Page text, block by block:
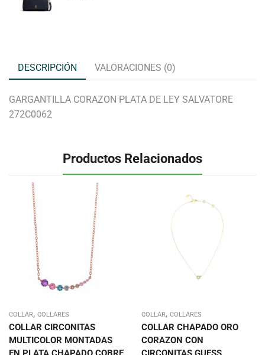
DESCRIPCIÓN VALORACIONES (0)
GARGANTILLA CORAZON PLATA DE LEY SALVATORE
272C0062
Productos Relacionados
COLLAR, COLLARES
COLLAR CIRCONITAS
MULTICOLOR MONTADAS
COLLAR, COLLARES
COLLAR CHAPADO ORO
CORAZON CON